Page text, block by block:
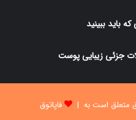
باید ببینید
جزئی زیبایی پوست
فاپاتوق